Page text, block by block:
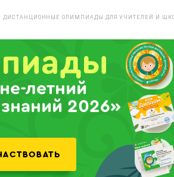
ДИСТАНЦИОННЫЕ ОЛИМПИАДЫ ДЛЯ УЧИТЕЛЕЙ И
летний
2026»